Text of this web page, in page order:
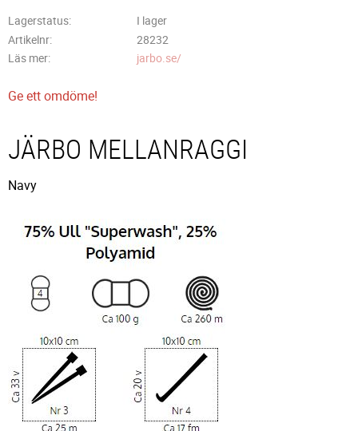
Lagerstatus
I lager
Artikelnr
28232
Läs mer
jarbo.se/
Ge ett omdöme!
JÄRBO MELLANRAGGI
Navy